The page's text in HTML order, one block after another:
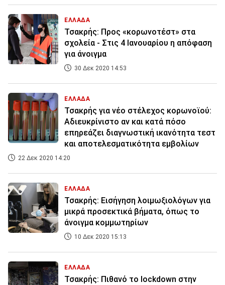
ΕΛΛΑΔΑ
Τσακρής: Προς «κορωνοτέστ» στα
σχολεία - Στις 4 Ιανουαρίου η απόφαση
για άνοιγμα
30 Δεκ 2020 14:53
ΕΛΛΑΔΑ
Τσακρής για νέο στέλεχος κορωνοϊού:
Αδιευκρίνιστο αν και κατά πόσο
επηρεάζει διαγνωστική ικανότητα τεστ
και αποτελεσματικότητα εμβολίων
22 Δεκ 2020 14:20
ΕΛΛΑΔΑ
Τσακρής: Eισήγηση λοιμωξιολόγων για
μικρά προσεκτικά βήματα, όπως το
άνοιγμα κομμωτηρίων
10 Δεκ 2020 15:13
ΕΛΛΑΔΑ
Τσακρής: Πιθανό το lockdown στην